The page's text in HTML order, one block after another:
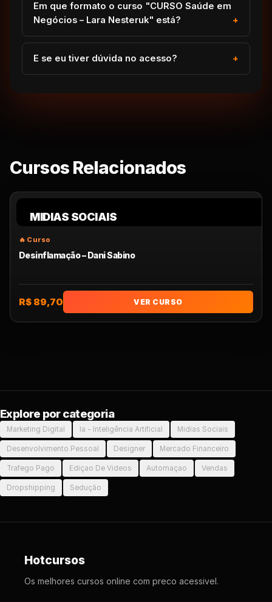
Em que formato o curso "CURSO Saúde em
Negócios – Lara Nesteruk" está?
E se eu tiver dúvida no acesso?
Cursos Relacionados
MIDIAS SOCIAIS
Desinflamação – Dani Sabino
R$ 89,70 VER CURSO
Explore por categoria
Marketing Digital Ia - Inteligência Artificial Midias Sociais
Desenvolvimento Pessoal Designer Mercado Financeiro
Trafego Pago Ediçao De Videos Automaçao Vendas
Dropshipping Sedução
Hotcursos
Os melhores cursos online com preco acessivel.